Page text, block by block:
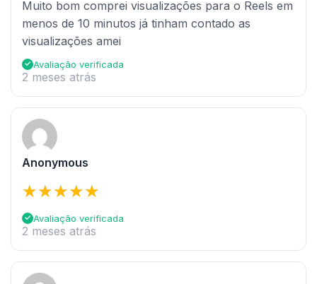
Muito bom comprei visualizações para o Reels em
menos de 10 minutos já tinham contado as
visualizações amei
Avaliação verificada
2 meses atrás
Anonymous
Avaliação verificada
2 meses atrás